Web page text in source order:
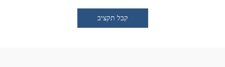
קבל תקציב